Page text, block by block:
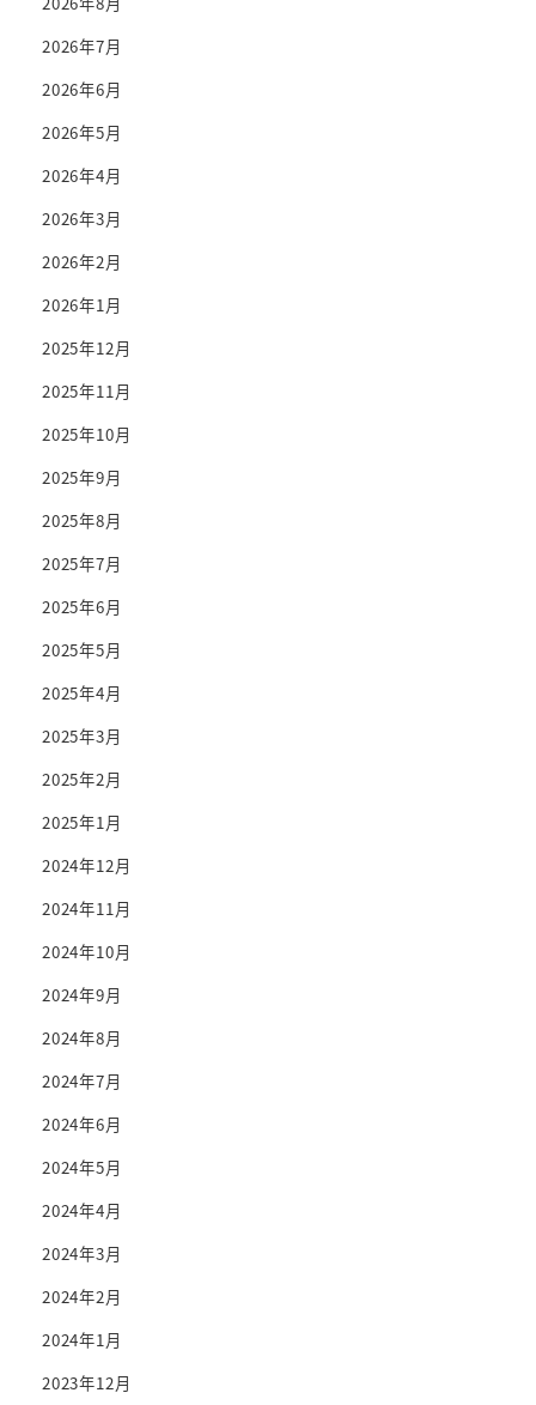
2026年7月
2026年6月
2026年5月
2026年4月
2026年3月
2026年2月
2026年1月
2025年12月
2025年11月
2025年10月
2025年9月
2025年8月
2025年7月
2025年6月
2025年5月
2025年4月
2025年3月
2025年2月
2025年1月
2024年12月
2024年11月
2024年10月
2024年9月
2024年8月
2024年7月
2024年6月
2024年5月
2024年4月
2024年3月
2024年2月
2024年1月
2023年12月